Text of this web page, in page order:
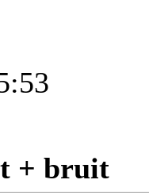
+ bruit